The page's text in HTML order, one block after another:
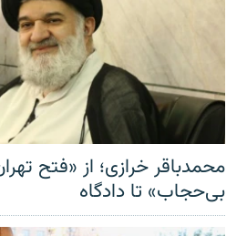
محمدباقر خرازی؛ از «فتح
بی‌حجاب» تا دادگاه